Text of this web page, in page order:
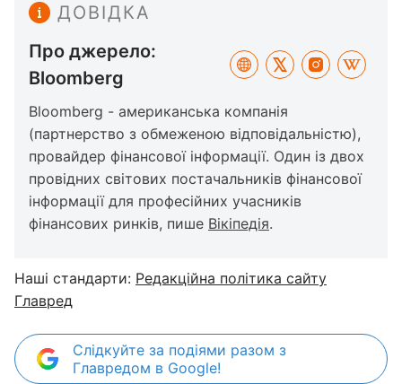
ДОВІДКА
Про джерело:
Bloomberg
Bloomberg - американська компанія
(партнерство з обмеженою відповідальністю),
провайдер фінансової інформації. Один із двох
провідних світових постачальників фінансової
інформації для професійних учасників
фінансових ринків, пише Вікіпедія.
Наші стандарти: Редакційна політика сайту
Главред
Слідкуйте за подіями разом з
Главредом в Google!